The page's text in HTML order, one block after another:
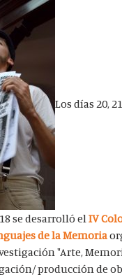
Los días 20,
se desarrolló el IV
de la Memoria
"Arte,
producción de